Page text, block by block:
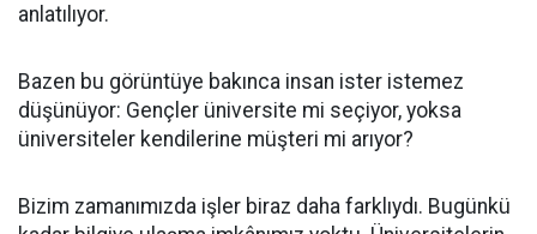
anlatılıyor.
Bazen bu görüntüye bakınca insan ister istemez
düşünüyor: Gençler üniversite mi seçiyor, yoksa
üniversiteler kendilerine müşteri mi arıyor?
Bizim zamanımızda işler biraz daha farklıydı. Bugünkü